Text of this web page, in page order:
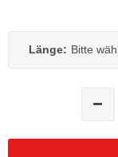
Länge: Bitte